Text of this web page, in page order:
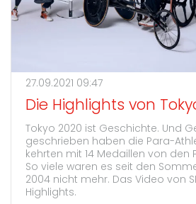
27.09.2021 09:47
Die Highlights von
Tokyo 2020 ist Geschichte. Und
geschrieben haben die Para-
kehrten mit 14 Medaillen von den
So viele waren es seit den
2004 nicht mehr. Das Video von
Highlights.